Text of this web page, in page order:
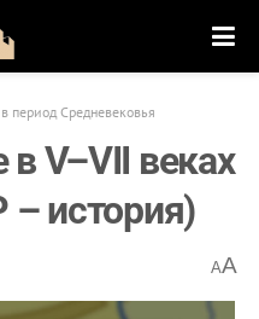
период Средневековья
V–VII веках
история)
AA